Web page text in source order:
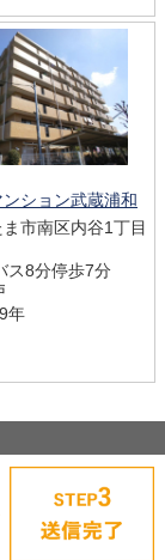
ション武蔵浦和
市南区内谷1丁目
ス8分停歩7分
年